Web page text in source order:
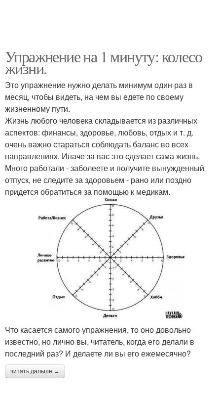
Упражнение на 1 минуту: колесо
жизни.
Это упражнение нужно делать минимум один раз в
месяц, чтобы видеть, на чем вы едете по своему
жизненному пути.
Жизнь любого человека складывается из различных
аспектов: финансы, здоровье, любовь, отдых и т. д.
очень важно стараться соблюдать баланс во всех
направлениях. Иначе за вас это сделает сама жизнь.
Много работали - заболеете и получите вынужденный
отпуск, не следите за здоровьем - рано или поздно
придется обратиться за помощью к медикам.
Что касается самого упражнения, то оно довольно
известно, но лично вы, читатель, когда его делали в
последний раз? И делаете ли вы его ежемесячно?
читать дальше →